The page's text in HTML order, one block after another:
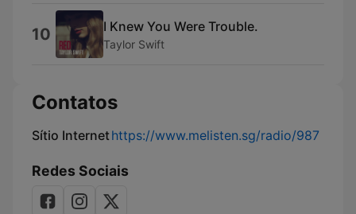
10 I Knew You Were Trouble.
Taylor Swift
Contatos
Sítio Internethttps://www.melisten.sg/radio/987
Redes Sociais